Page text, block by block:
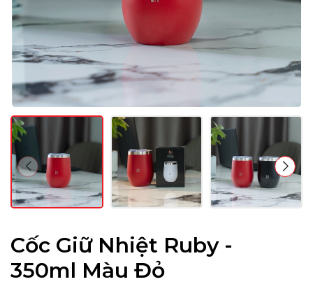
Cốc Giữ Nhiệt Ruby -
350ml Màu Đỏ